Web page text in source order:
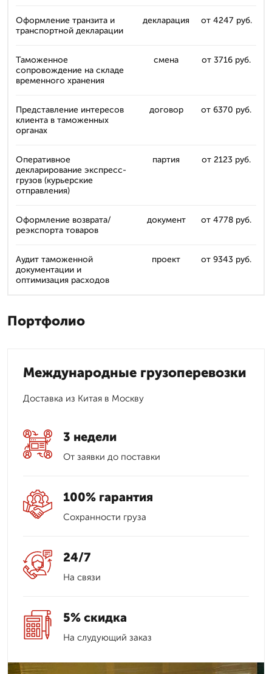
Оформление транзита и
транспортной декларации
декларация от 4247 руб.
Таможенное
сопровождение на складе
временного хранения
смена от 3716 руб.
Представление интересов
клиента в таможенных
органах
договор от 6370 руб.
Оперативное
декларирование экспресс-
грузов (курьерские
отправления)
партия от 2123 руб.
Оформление возврата/
реэкспорта товаров
документ от 4778 руб.
Аудит таможенной
документации и
оптимизация расходов
проект от 9343 руб.
Портфолио
Международные грузоперевозки
Доставка из Китая в Москву
3 недели
От заявки до поставки
100% гарантия
Сохранности груза
24/7
На связи
5% скидка
На слудующий заказ